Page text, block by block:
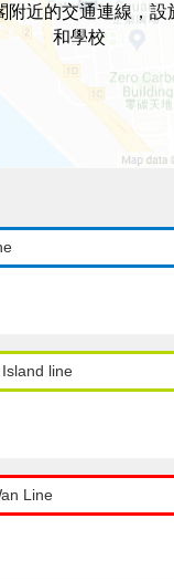
附近的交通連線，設
和學校
line
Line